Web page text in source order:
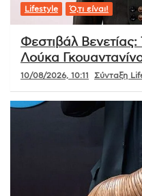
Lifestyle Ό,τι είναι!
Φεστιβάλ Βενετίας:
Λούκα
10/08/2026, 10:11 Σύνταξη